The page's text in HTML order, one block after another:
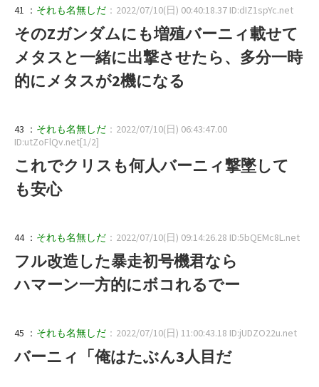
41 ： それも名無しだ ：2022/07/10(日) 00:40:18.37 ID:dIZ1spYc.net
そのZガンダムにも増殖バーニィ載せて
メタスと一緒に出撃させたら、多分一時
的にメタスが2機になる
43 ： それも名無しだ ：2022/07/10(日) 06:43:47.00
ID:utZoFlQv.net[1/2]
これでクリスも何人バーニィ撃墜して
も安心
44 ： それも名無しだ ：2022/07/10(日) 09:14:26.28 ID:5bQEMc8L.net
フル改造した暴走初号機君なら
ハマーン一方的にボコれるでー
45 ： それも名無しだ ：2022/07/10(日) 11:00:43.18 ID:jUDZO22u.net
バーニィ「俺はたぶん3人目だ